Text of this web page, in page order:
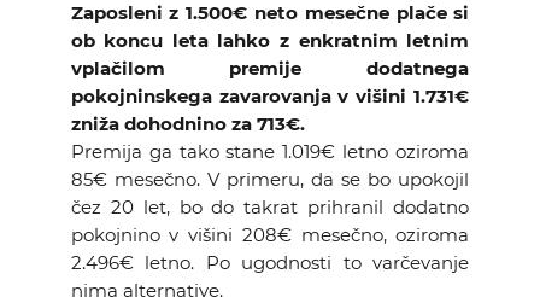
GALERIJA
Želimo postati član
Zaposleni z 1.500€ neto mesečne plače si
ob koncu leta lahko z enkratnim letnim
vplačilom premije dodatnega
pokojninskega zavarovanja v višini 1.731€
zniža dohodnino za 713€.
Premija ga tako stane 1.019€ letno oziroma
85€ mesečno. V primeru, da se bo upokojil
čez 20 let, bo do takrat prihranil dodatno
pokojnino v višini 208€ mesečno, oziroma
2.496€ letno. Po ugodnosti to varčevanje
nima alternative.